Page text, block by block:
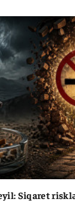
Siqaret